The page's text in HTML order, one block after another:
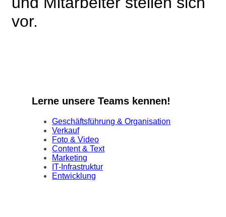
vor.
Lerne unsere Teams kennen!
Geschäftsführung & Organisation
Verkauf
Foto & Video
Content & Text
Marketing
IT-Infrastruktur
Entwicklung